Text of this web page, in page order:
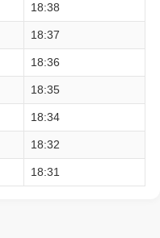
18:38
18:37
18:36
18:35
18:34
18:32
18:31